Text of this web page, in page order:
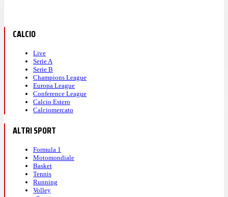
CALCIO
Live
Serie A
Serie B
Champions League
Europa League
Conference League
Calcio Estero
Calciomercato
ALTRI SPORT
Formula 1
Motomondiale
Basket
Tennis
Running
Volley